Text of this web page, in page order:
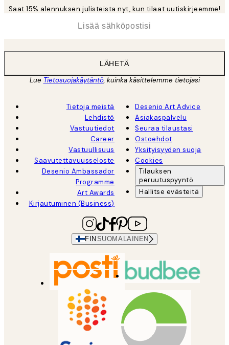
Saat 15% alennuksen julisteista nyt, kun tilaat uutiskirjeemme!
LÄHETÄ
Lue Tietosuojakäytäntö, kuinka käsittelemme tietojasi
Tietoja meistä
Lehdistö
Vastuutiedot
Career
Vastuullisuus
Saavutettavuusseloste
Desenio Ambassador
Programme
Art Awards
Kirjautuminen (Business)
Desenio Art Advice
Asiakaspalvelu
Seuraa tilaustasi
Ostoehdot
Yksityisyyden suoja
Cookies
Tilauksen
peruutuspyyntö
Hallitse evästeitä
FIN SUOMALAINEN